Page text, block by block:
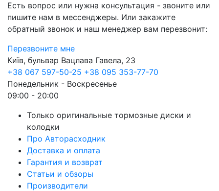
Есть вопрос или нужна консультация - звоните или
пишите нам в мессенджеры. Или закажите
обратный звонок и наш менеджер вам перезвонит:
Перезвоните мне
Київ, бульвар Вацлава Гавела, 23
+38 067 597-50-25 +38 095 353-77-70
Понедельник - Воскресенье
09:00 - 20:00
Только оригинальные тормозные диски и
колодки
Про Авторасходник
Доставка и оплата
Гарантия и возврат
Статьи и обзоры
Производители